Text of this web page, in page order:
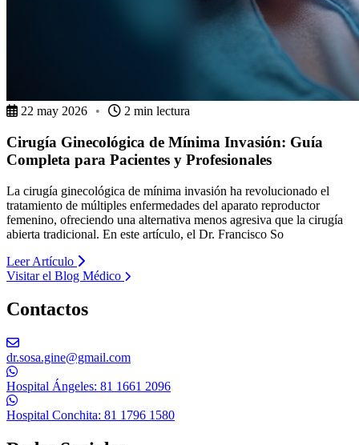
22 may 2026 • 2 min lectura
Cirugía Ginecológica de Mínima Invasión: Guía
Completa para Pacientes y Profesionales
La cirugía ginecológica de mínima invasión ha revolucionado el
tratamiento de múltiples enfermedades del aparato reproductor
femenino, ofreciendo una alternativa menos agresiva que la cirugía
abierta tradicional. En este artículo, el Dr. Francisco So
Leer Artículo
Visitar el Blog Médico
Contactos
dr.sosa.gine@gmail.com
Hospital Ángeles: 81 1661 2096
Hospital Conchita: 81 1796 1580